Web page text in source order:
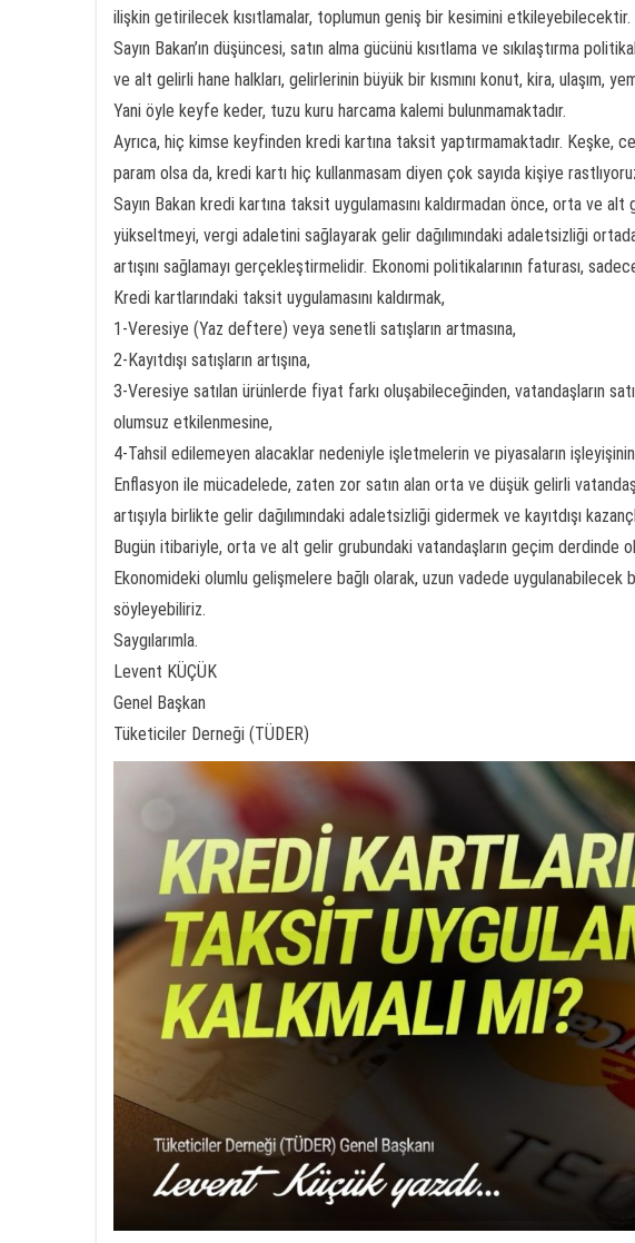
ilişkin getirilecek kısıtlamalar, toplumun geniş bir kesimini etkileyebilecektir.
Sayın Bakan’ın düşüncesi, satın alma gücünü kısıtlama ve sıkılaştırma
ve alt gelirli hane halkları, gelirlerinin büyük bir kısmını konut, kira, ulaşım,
Yani öyle keyfe keder, tuzu kuru harcama kalemi bulunmamaktadır.
Ayrıca, hiç kimse keyfinden kredi kartına taksit yaptırmamaktadır. Keşke,
param olsa da, kredi kartı hiç kullanmasam diyen çok sayıda kişiye
Sayın Bakan kredi kartına taksit uygulamasını kaldırmadan önce, orta ve
yükseltmeyi, vergi adaletini sağlayarak gelir dağılımındaki adaletsizliği
artışını sağlamayı gerçekleştirmelidir. Ekonomi politikalarının faturası,
Kredi kartlarındaki taksit uygulamasını kaldırmak,
1-Veresiye (Yaz deftere) veya senetli satışların artmasına,
2-Kayıtdışı satışların artışına,
3-Veresiye satılan ürünlerde fiyat farkı oluşabileceğinden, vatandaşların
olumsuz etkilenmesine,
4-Tahsil edilemeyen alacaklar nedeniyle işletmelerin ve piyasaların
Enflasyon ile mücadelede, zaten zor satın alan orta ve düşük gelirli
artışıyla birlikte gelir dağılımındaki adaletsizliği gidermek ve kayıtdışı
Bugün itibariyle, orta ve alt gelir grubundaki vatandaşların geçim derdinde
Ekonomideki olumlu gelişmelere bağlı olarak, uzun vadede
söyleyebiliriz.
Saygılarımla.
Levent KÜÇÜK
Genel Başkan
Tüketiciler Derneği (TÜDER)